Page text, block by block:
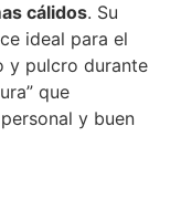
cálidos. Su
ideal para el
y pulcro durante
que
y buen